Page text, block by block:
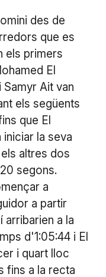
des de
que es
els primers
El
Samyr Ait van
els següents
que El
iniciar la seva
altres dos
segons.
a
a partir
arribarien a la
d'1:05:44 i El
i quart lloc
fins a la recta